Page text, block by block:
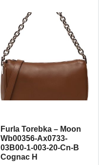
Furla Torebka – Moon
Wb00356-Ax0733-
03B00-1-003-20-Cn-B
Cognac H